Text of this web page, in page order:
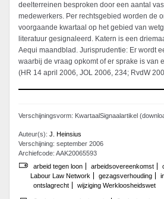
deelterreinen besproken door een aantal
medewerkers. Per rechtsgebied worden de
voorgaande kwartaal op het gebied van
literatuur gesignaleerd. Katern is een
Aequi maandblad. Jurisprudentie: Er wordt
waarbij de vraag opkomt of er sprake is van
(HR 14 april 2006, JOL 2006, 234; RvdW
Verschijningsvorm: KwartaalSignaalartikel
Auteur(s): J. Heinsius
Verschijning: september 2006
Archiefcode: AAK20065593
arbeid tegen loon
arbeidsovereenkomst
Labour Law Network
gezagsverhouding
ontslagrecht
wijziging Werkloosheidswet